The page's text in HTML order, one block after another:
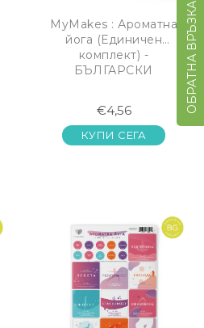
MyMakes : Ароматна
йога (Единичен
комплект) -
БЪЛГАРСКИ
€4,56
КУПИ СЕГА
ОБРАТНА ВРЪЗКА